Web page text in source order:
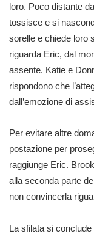
loro. Poco distante
tossisce e si
sorelle e chiede loro
riguarda Eric, dal
assente. Katie e
rispondono che
dall’emozione di
Per evitare altre
postazione per
raggiunge Eric.
alla seconda parte
non convincerla
La sfilata si